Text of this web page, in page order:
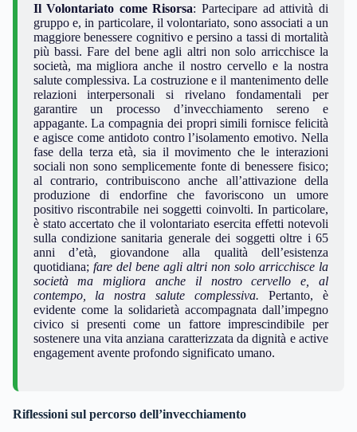
Il Volontariato come Risorsa: Partecipare ad attività di
gruppo e, in particolare, il volontariato, sono associati a un
maggiore benessere cognitivo e persino a tassi di mortalità
più bassi. Fare del bene agli altri non solo arricchisce la
società, ma migliora anche il nostro cervello e la nostra
salute complessiva. La costruzione e il mantenimento delle
relazioni interpersonali si rivelano fondamentali per
garantire un processo d’invecchiamento sereno e
appagante. La compagnia dei propri simili fornisce felicità
e agisce come antidoto contro l’isolamento emotivo. Nella
fase della terza età, sia il movimento che le interazioni
sociali non sono semplicemente fonte di benessere fisico;
al contrario, contribuiscono anche all’attivazione della
produzione di endorfine che favoriscono un umore
positivo riscontrabile nei soggetti coinvolti. In particolare,
è stato accertato che il volontariato esercita effetti notevoli
sulla condizione sanitaria generale dei soggetti oltre i 65
anni d’età, giovandone alla qualità dell’esistenza
quotidiana; fare del bene agli altri non solo arricchisce la
società ma migliora anche il nostro cervello e, al
contempo, la nostra salute complessiva. Pertanto, è
evidente come la solidarietà accompagnata dall’impegno
civico si presenti come un fattore imprescindibile per
sostenere una vita anziana caratterizzata da dignità e active
engagement avente profondo significato umano.
Riflessioni sul percorso dell’invecchiamento